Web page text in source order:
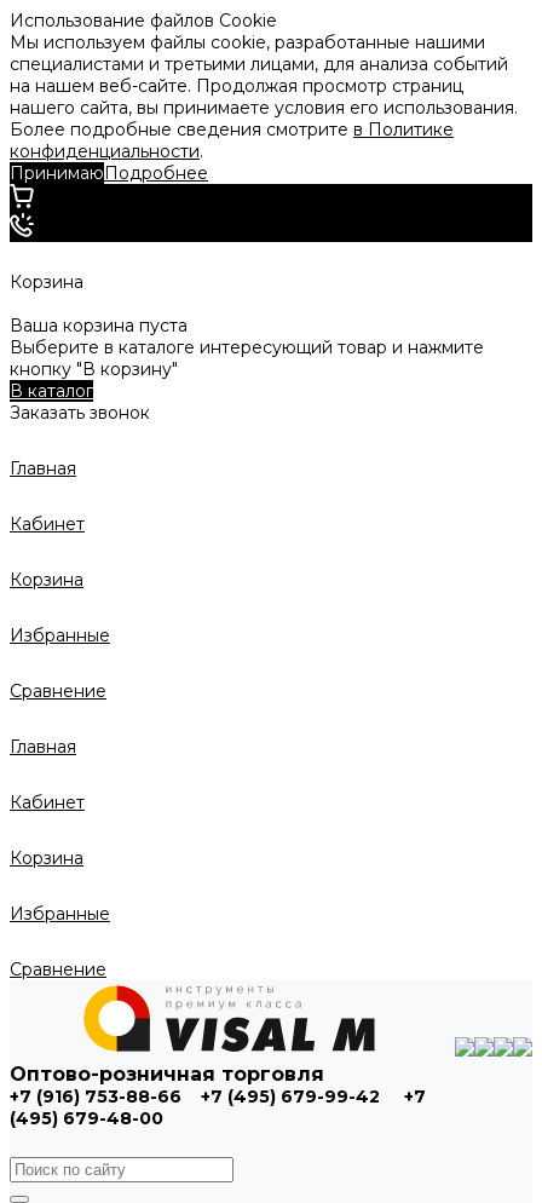
Использование файлов Cookie
Мы используем файлы cookie, разработанные нашими
специалистами и третьими лицами, для анализа событий
на нашем веб-сайте. Продолжая просмотр страниц
нашего сайта, вы принимаете условия его использования.
Более подробные сведения смотрите в Политике
конфиденциальности.
ПринимаюПодробнее
Корзина
Ваша корзина пуста
Выберите в каталоге интересующий товар и нажмите
кнопку "В корзину"
В каталог
Заказать звонок
Главная
Кабинет
Корзина
Избранные
Сравнение
Главная
Кабинет
Корзина
Избранные
Сравнение
Оптово-розничная торговля
+7 (916) 753-88-66 +7 (495) 679-99-42
+7
(495) 679-48-00